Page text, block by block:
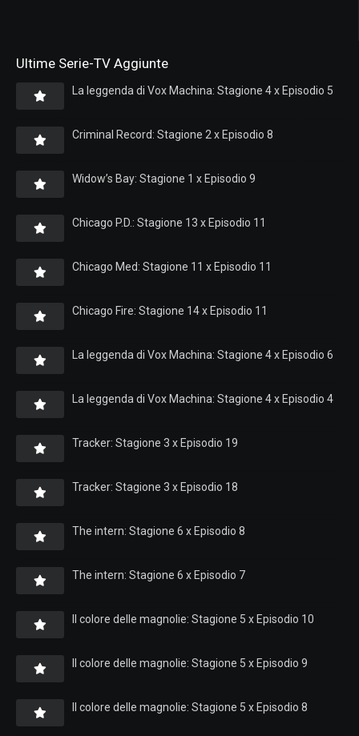
Ultime Serie-TV Aggiunte
La leggenda di Vox Machina: Stagione 4 x Episodio 5
Criminal Record: Stagione 2 x Episodio 8
Widow’s Bay: Stagione 1 x Episodio 9
Chicago P.D.: Stagione 13 x Episodio 11
Chicago Med: Stagione 11 x Episodio 11
Chicago Fire: Stagione 14 x Episodio 11
La leggenda di Vox Machina: Stagione 4 x Episodio 6
La leggenda di Vox Machina: Stagione 4 x Episodio 4
Tracker: Stagione 3 x Episodio 19
Tracker: Stagione 3 x Episodio 18
The intern: Stagione 6 x Episodio 8
The intern: Stagione 6 x Episodio 7
Il colore delle magnolie: Stagione 5 x Episodio 10
Il colore delle magnolie: Stagione 5 x Episodio 9
Il colore delle magnolie: Stagione 5 x Episodio 8